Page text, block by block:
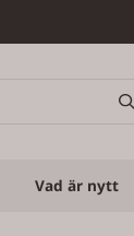
Vad är nytt